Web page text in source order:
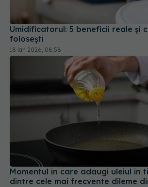
Umidificatorul: 5 beneficii reale și
folosești
18 ian 2026, 08:58
Momentul în care adaugi uleiul în
dintre cele mai frecvente dileme